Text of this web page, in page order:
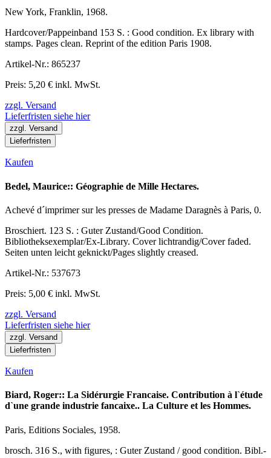
New York, Franklin, 1968.
Hardcover/Pappeinband 153 S. : Good condition. Ex library with
stamps. Pages clean. Reprint of the edition Paris 1908.
Artikel-Nr.: 865237
Preis: 5,20 € inkl. MwSt.
zzgl. Versand
Lieferfristen siehe hier
zzgl. Versand
Lieferfristen
Kaufen
Bedel, Maurice:: Géographie de Mille Hectares.
Achevé d´imprimer sur les presses de Madame Daragnès à Paris, 0.
Broschiert. 123 S. : Guter Zustand/Good Condition.
Bibliotheksexemplar/Ex-Library. Cover lichtrandig/Cover faded.
Seiten unten leicht geknickt/Pages slightly creased.
Artikel-Nr.: 537673
Preis: 5,00 € inkl. MwSt.
zzgl. Versand
Lieferfristen siehe hier
zzgl. Versand
Lieferfristen
Kaufen
Biard, Roger:: La Sidérurgie Francaise. Contribution à l`étude
d`une grande industrie fancaixe.. La Culture et les Hommes.
Paris, Editions Sociales, 1958.
brosch. 316 S., with figures, : Guter Zustand / good condition. Bibl.-